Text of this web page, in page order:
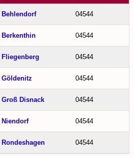
Behlendorf 04544
Berkenthin 04544
Fliegenberg 04544
Göldenitz 04544
Groß Disnack 04544
Niendorf 04544
Rondeshagen 04544